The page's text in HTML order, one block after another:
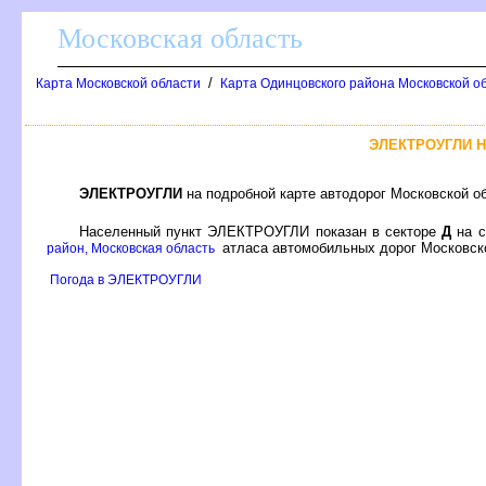
Московская область
Карта Московской области / Карта Одинцовского района Московской
ЭЛЕКТРОУГЛИ
ЭЛЕКТРОУГЛИ на подробной карте автодорог
Населенный пункт ЭЛЕКТРОУГЛИ показан в сектореД на
район, Московская область атласа автомобильных дорог
Погода в ЭЛЕКТРОУГЛИ